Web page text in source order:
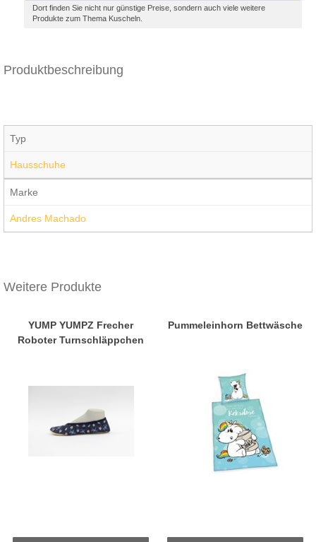
Dort finden Sie nicht nur günstige Preise, sondern auch viele weitere
Produkte zum Thema Kuscheln.
Produktbeschreibung
Typ
Hausschuhe
Marke
Andres Machado
Weitere Produkte
YUMP YUMPZ Frecher
Roboter Turnschläppchen
Pummeleinhorn Bettwäsche